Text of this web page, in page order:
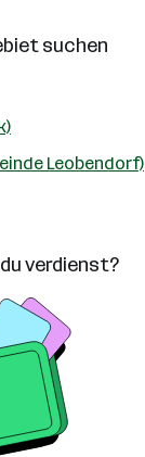
suchen
Leobendorf)
verdienst?